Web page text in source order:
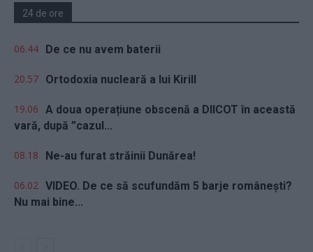
24 de ore
06.44 De ce nu avem baterii
20.57 Ortodoxia nucleară a lui Kirill
19.06 A doua operațiune obscenă a DIICOT în această
vară, după ”cazul...
08.18 Ne-au furat străinii Dunărea!
06.02 VIDEO. De ce să scufundăm 5 barje românești?
Nu mai bine...